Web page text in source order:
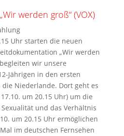
werden groß“ (VOX)
Uhr starten die neuen
„Wir werden
wir unsere
Jährigen in den ersten
Niederlande. Dort geht es
um 20.15 Uhr) um die
und das Verhältnis
um 20.15 Uhr ermöglichen
im deutschen Fernsehen